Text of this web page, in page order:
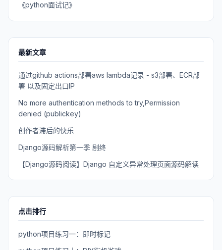
《python面试记》
最新文章
通过github actions部署aws lambda记录 - s3部署、ECR部
署 以及固定出口IP
No more authentication methods to try,Permission
denied (publickey)
创作者滞后的快乐
Django源码解析第一季 剧终
【Django源码阅读】Django 自定义异常处理页面源码解读
点击排行
python项目练习一：即时标记